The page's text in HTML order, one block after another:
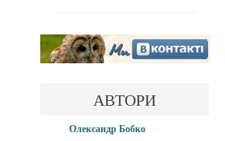
АВТОРИ
Олександр Бобко